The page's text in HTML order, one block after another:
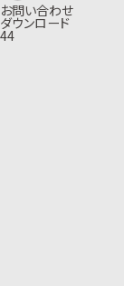
お問い合わせ
ダウンロード
44